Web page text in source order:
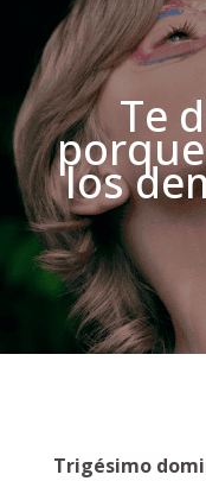
Te
los
Trigésimo